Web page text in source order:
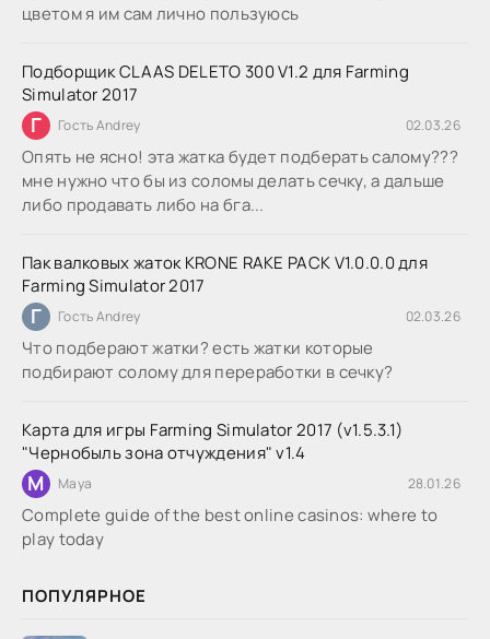
цветом я им сам лично пользуюсь
Подборщик CLAAS DELETO 300 V1.2 для Farming
Simulator 2017
Г Гость Andrey 02.03.26
Опять не ясно! эта жатка будет подберать салому???
мне нужно что бы из соломы делать сечку, а дальше
либо продавать либо на бга...
Пак валковых жаток KRONE RAKE PACK V1.0.0.0 для
Farming Simulator 2017
Г Гость Andrey 02.03.26
Что подберают жатки? есть жатки которые
подбирают солому для переработки в сечку?
Карта для игры Farming Simulator 2017 (v1.5.3.1)
"Чернобыль зона отчуждения" v1.4
M Maya 28.01.26
Complete guide of the best online casinos: where to
play today
ПОПУЛЯРНОЕ